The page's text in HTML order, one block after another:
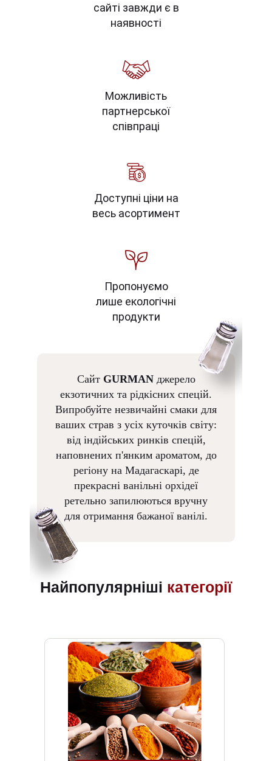
сайті завжди є в
наявності
Можливість
партнерської
співпраці
Доступні ціни на
весь асортимент
Пропонуємо
лише екологічні
продукти
Сайт GURMANджерело
екзотичних та рідкісних спецій.
Випробуйте незвичайні смаки для
ваших страв з усіх куточків світу:
від індійських ринків спецій,
наповнених п'янким ароматом, до
регіону на Мадагаскарі, де
прекрасні ванільні орхідеї
ретельно запилюються вручну
для отримання бажаної ванілі.
Найпопулярніші категорії